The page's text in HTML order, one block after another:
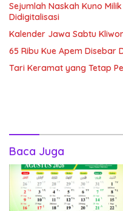
Sejumlah Naskah Kuno
Didigitalisasi
Kalender Jawa Sabtu
65 Ribu Kue Apem Disebar
Tari Keramat yang Tetap
Baca Juga